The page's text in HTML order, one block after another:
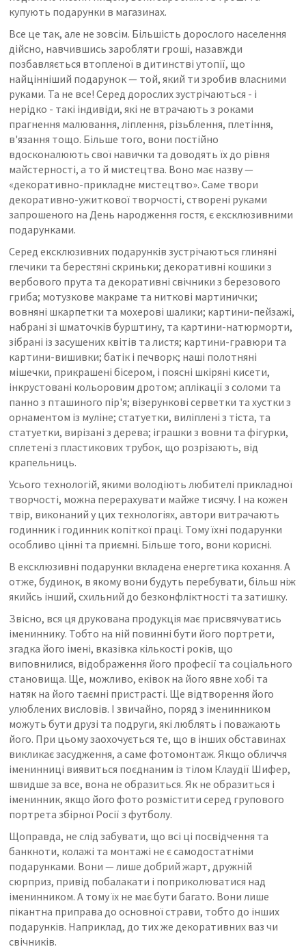
купують подарунки в магазинах.
Все це так, але не зовсім. Більшість дорослого населення
дійсно, навчившись заробляти гроші, назавжди
позбавляється втопленої в дитинстві утопії, що
найцінніший подарунок — той, який ти зробив власними
руками. Та не все! Серед дорослих зустрічаються - і
нерідко - такі індивіди, які не втрачають з роками
прагнення малювання, ліплення, різьблення, плетіння,
в'язання тощо. Більше того, вони постійно
вдосконалюють свої навички та доводять їх до рівня
майстерності, а то й мистецтва. Воно має назву —
«декоративно-прикладне мистецтво». Саме твори
декоративно-ужиткової творчості, створені руками
запрошеного на День народження гостя, є ексклюзивними
подарунками.
Серед ексклюзивних подарунків зустрічаються глиняні
глечики та берестяні скриньки; декоративні кошики з
вербового прута та декоративні свічники з березового
гриба; мотузкове макраме та ниткові мартинички;
вовняні шкарпетки та мохерові шалики; картини-пейзажі,
набрані зі шматочків бурштину, та картини-натюрморти,
зібрані із засушених квітів та листя; картини-гравюри та
картини-вишивки; батік і печворк; наші полотняні
мішечки, прикрашені бісером, і поясні шкіряні кисети,
інкрустовані кольоровим дротом; аплікації з соломи та
панно з пташиного пір'я; візерункові серветки та хустки з
орнаментом із муліне; статуетки, виліплені з тіста, та
статуетки, вирізані з дерева; іграшки з вовни та фігурки,
сплетені з пластикових трубок, що розрізають, від
крапельниць.
Усього технологій, якими володіють любителі прикладної
творчості, можна перерахувати майже тисячу. І на кожен
твір, виконаний у цих технологіях, автори витрачають
годинник і годинник копіткої праці. Тому їхні подарунки
особливо цінні та приємні. Більше того, вони корисні.
В ексклюзивні подарунки вкладена енергетика кохання. А
отже, будинок, в якому вони будуть перебувати, більш ніж
якийсь інший, схильний до безконфліктності та затишку.
Звісно, ​​вся ця друкована продукція має присвячуватись
імениннику. Тобто на ній повинні бути його портрети,
згадка його імені, вказівка ​​кількості років, що
виповнилися, відображення його професії та соціального
становища. Ще, можливо, еківок на його явне хобі та
натяк на його таємні пристрасті. Ще відтворення його
улюблених висловів. І звичайно, поряд з іменинником
можуть бути друзі та подруги, які люблять і поважають
його. При цьому заохочується те, що в інших обставинах
викликає засудження, а саме фотомонтаж. Якщо обличчя
іменинниці виявиться поєднаним із тілом Клаудії Шифер,
швидше за все, вона не образиться. Як не образиться і
іменинник, якщо його фото розмістити серед групового
портрета збірної Росії з футболу.
Щоправда, не слід забувати, що всі ці посвідчення та
банкноти, колажі та монтажі не є самодостатніми
подарунками. Вони — лише добрий жарт, дружній
сюрприз, привід побалакати і поприколюватися над
іменинником. А тому їх не має бути багато. Вони лише
пікантна приправа до основної страви, тобто до інших
подарунків. Наприклад, до тих же декоративних ваз чи
свічників.